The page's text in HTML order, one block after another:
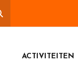
ACTIVITEITEN